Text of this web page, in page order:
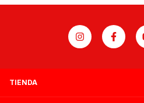
TIENDA